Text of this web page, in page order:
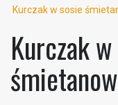
Kurczak w sosie
Kurczak